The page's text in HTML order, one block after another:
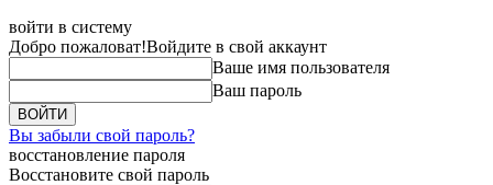
войти в систему
Добро пожаловат!Войдите в свой аккаунт
Ваше имя пользователя
Ваш пароль
Вы забыли свой пароль?
восстановление пароля
Восстановите свой пароль